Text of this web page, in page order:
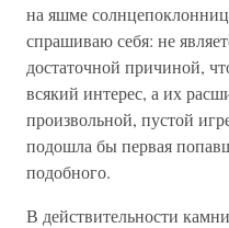
на яшме
спрашиваю себя: не
достаточной причиной,
всякий интерес, а их
произвольной, пустой
подошла бы первая
подобного.
В действительности